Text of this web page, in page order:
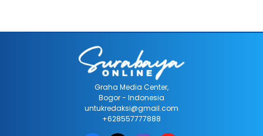
Graha Media Center,
Bogor - Indonesia
untukredaksi@gmail.com
+628557777888